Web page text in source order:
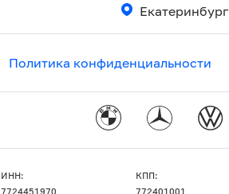
Екатеринбург
Политика конфиденциальности
ИНН:
7724451970
КПП:
772401001